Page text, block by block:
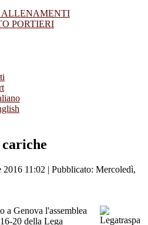
PORTIERI
2016 11:02 | Pubblicato: Mercoledì,
a Genova l'assemblea
20 della Lega